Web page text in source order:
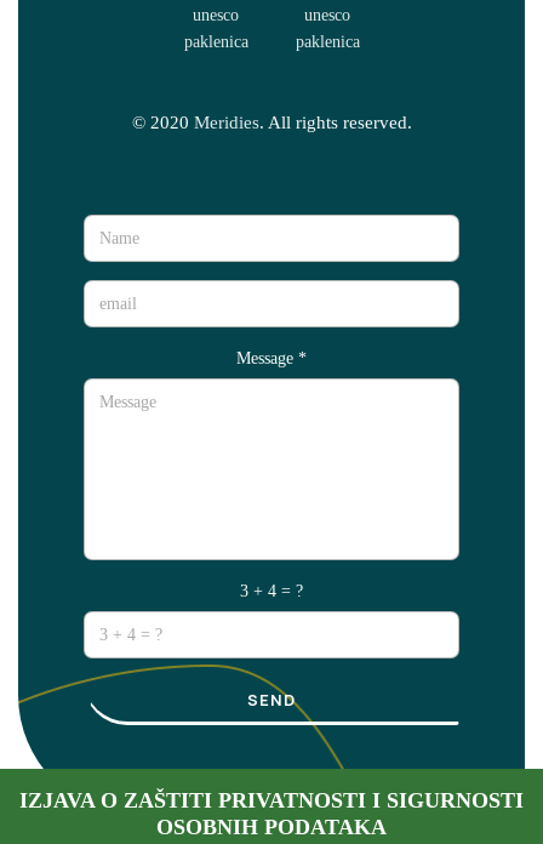
© 2020 Meridies. All rights reserved.
Message*
3 + 4 = ?
SEND
IZJAVA O ZAŠTITI PRIVATNOSTI I SIGURNOSTI
OSOBNIH PODATAKA